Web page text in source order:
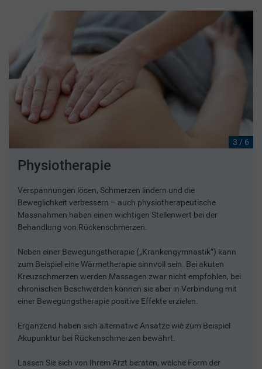
3 / 6
Physiotherapie
Verspannungen lösen, Schmerzen lindern und die
Beweglichkeit verbessern – auch physiotherapeutische
Massnahmen haben einen wichtigen Stellenwert bei der
Behandlung von Rückenschmerzen.
Neben einer Bewegungstherapie („Krankengymnastik“) kann
zum Beispiel eine Wärmetherapie sinnvoll sein. Bei akuten
Kreuzschmerzen werden Massagen zwar nicht empfohlen, bei
chronischen Beschwerden können sie aber in Verbindung mit
einer Bewegungstherapie positive Effekte erzielen.
Ergänzend haben sich alternative Ansätze wie zum Beispiel
Akupunktur bei Rückenschmerzen bewährt.
Lassen Sie sich von Ihrem Arzt beraten, welche Form der